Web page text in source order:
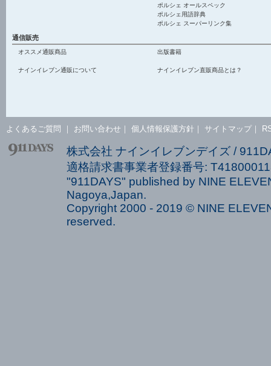
ポルシェ オールスペック
ポルシェ用語辞典
ポルシェ スーパーリンク集
通信販売
オススメ通販商品 出版書籍
ナインイレブン通販について ナインイレブン直販商品とは？
よくあるご質問 ｜ お問い合わせ ｜ 個人情報保護方針 ｜ サイトマップ｜
株式会社 ナインイレブンデイズ /
適格請求書事業者登録番号:
"911DAYS" published by NINE
Nagoya,Japan.
Copyright 2000 - 2019 © NINE
reserved.